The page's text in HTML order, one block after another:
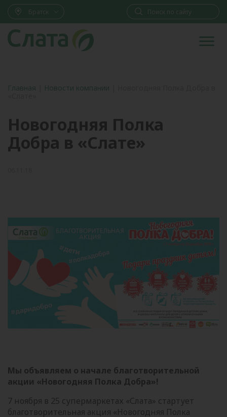
Братск
Главная Новости компании
Новогодняя Полка
Добра в «Слате»
Мы объявляем о начале благотворительной
акции «Новогодняя Полка Добра»!
7 ноября в 25 супермаркетах «Слата» стартует
благотворительная акция «Новогодняя Полка